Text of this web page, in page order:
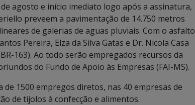
agosto e início imediato logo após a assinatura,
preveem a pavimentação de 14.750 metros
de galerias de aguas pluviais. Com o asfalto
Pereira, Elza da Silva Gatas e Dr. Nicola Casa
163). Ao todo serão empregados recursos da
do Fundo de Apoio às Empresas (FAI-MS).
1500 empregos diretos, nas 40 empresas de
de tijolos à confecção e alimentos.